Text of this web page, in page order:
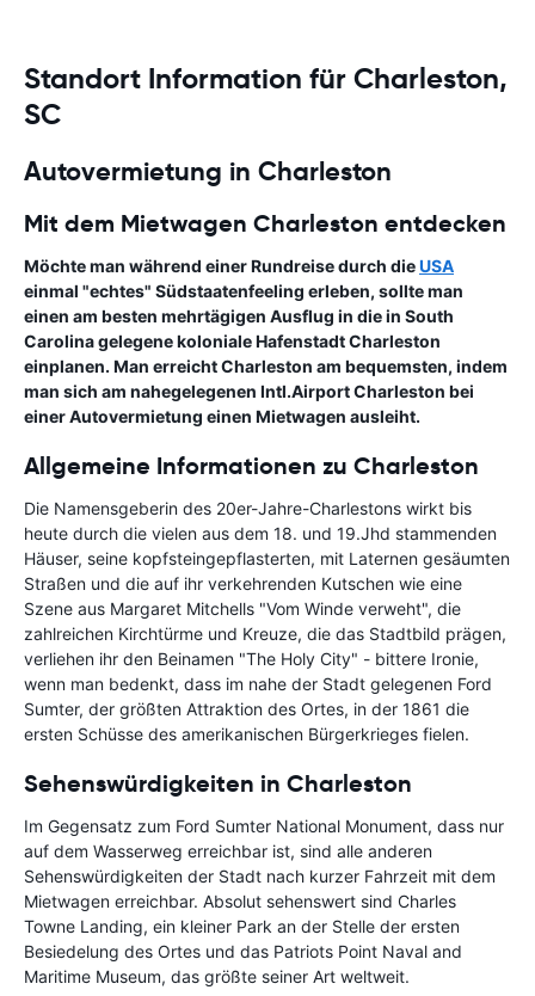
Standort Information für Charleston,
SC
Autovermietung in Charleston
Mit dem Mietwagen Charleston entdecken
Möchte man während einer Rundreise durch dieUSA
einmal "echtes" Südstaatenfeeling erleben, sollte man
einen am besten mehrtägigen Ausflug in die in South
Carolina gelegene koloniale Hafenstadt Charleston
einplanen. Man erreicht Charleston am bequemsten, indem
man sich am nahegelegenen Intl.Airport Charleston bei
einer Autovermietung einen Mietwagen ausleiht.
Allgemeine Informationen zu Charleston
Die Namensgeberin des 20er-Jahre-Charlestons wirkt bis
heute durch die vielen aus dem 18. und 19.Jhd stammenden
Häuser, seine kopfsteingepflasterten, mit Laternen gesäumten
Straßen und die auf ihr verkehrenden Kutschen wie eine
Szene aus Margaret Mitchells "Vom Winde verweht", die
zahlreichen Kirchtürme und Kreuze, die das Stadtbild prägen,
verliehen ihr den Beinamen "The Holy City" - bittere Ironie,
wenn man bedenkt, dass im nahe der Stadt gelegenen Ford
Sumter, der größten Attraktion des Ortes, in der 1861 die
ersten Schüsse des amerikanischen Bürgerkrieges fielen.
Sehenswürdigkeiten in Charleston
Im Gegensatz zum Ford Sumter National Monument, dass nur
auf dem Wasserweg erreichbar ist, sind alle anderen
Sehenswürdigkeiten der Stadt nach kurzer Fahrzeit mit dem
Mietwagen erreichbar. Absolut sehenswert sind Charles
Towne Landing, ein kleiner Park an der Stelle der ersten
Besiedelung des Ortes und das Patriots Point Naval and
Maritime Museum, das größte seiner Art weltweit.